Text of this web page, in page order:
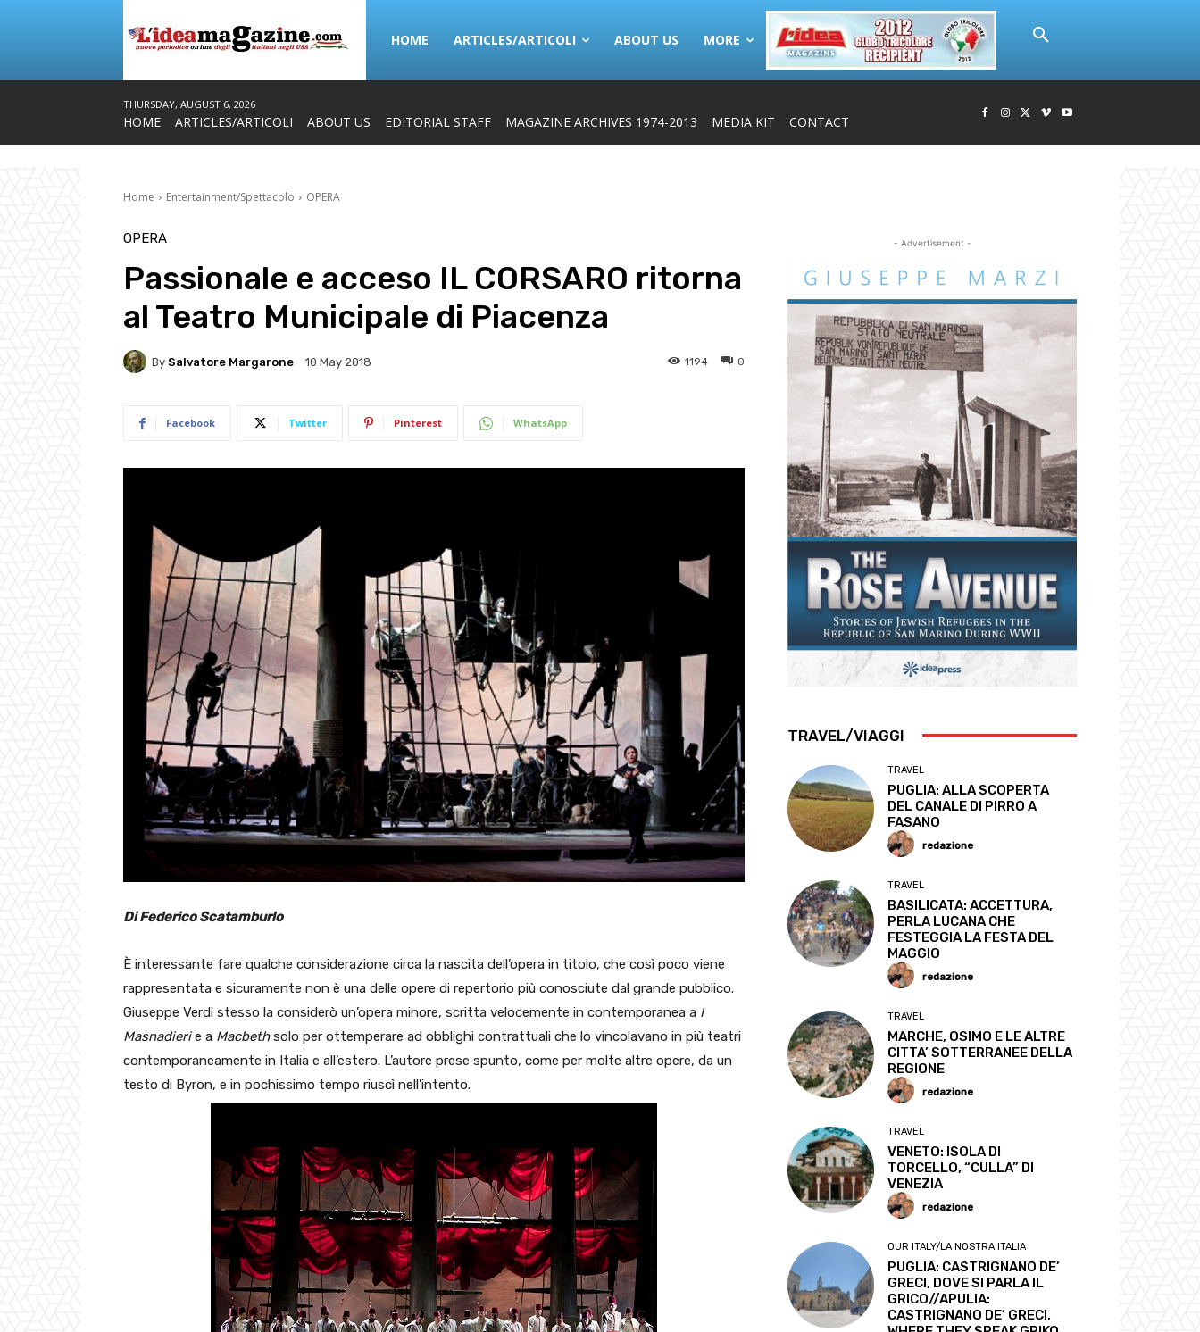
HOME ARTICLES/ARTICOLI ABOUT US MORE
THURSDAY, AUGUST 6, 2026
HOME ARTICLES/ARTICOLI ABOUT US EDITORIAL STAFF MAGAZINE ARCHIVES 1974-2013 MEDIA KIT CONTACT
Home Entertainment/Spettacolo OPERA
OPERA
Passionale e acceso IL CORSARO ritorna
al Teatro Municipale di Piacenza
By Salvatore Margarone 10 May 2018 0
1194
Facebook Twitter Pinterest WhatsApp
Di Federico Scatamburlo
È interessante fare qualche considerazione circa la nascita dell’opera in titolo, che così poco viene
rappresentata e sicuramente non è una delle opere di repertorio più conosciute dal grande pubblico.
Giuseppe Verdi stesso la considerò un’opera minore, scritta velocemente in contemporanea a I
Masnadierie a Macbethsolo per ottemperare ad obblighi contrattuali che lo vincolavano in più teatri
contemporaneamente in Italia e all’estero. L’autore prese spunto, come per molte altre opere, da un
testo di Byron, e in pochissimo tempo riuscì nell’intento.
- Advertisement -
TRAVEL/VIAGGI
TRAVEL
PUGLIA: ALLA SCOPERTA
DEL CANALE DI PIRRO A
FASANO
redazione
TRAVEL
BASILICATA: ACCETTURA,
PERLA LUCANA CHE
FESTEGGIA LA FESTA DEL
MAGGIO
redazione
TRAVEL
MARCHE, OSIMO E LE ALTRE
CITTA’ SOTTERRANEE DELLA
REGIONE
redazione
TRAVEL
VENETO: ISOLA DI
TORCELLO, “CULLA” DI
VENEZIA
redazione
OUR ITALY/LA NOSTRA ITALIA
PUGLIA: CASTRIGNANO DE’
GRECI, DOVE SI PARLA IL
GRICO//APULIA:
CASTRIGNANO DE’ GRECI,